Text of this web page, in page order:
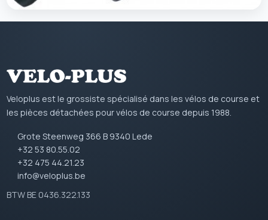
Veloplus est le grossiste spécialisé dans les vélos de course et
les pièces détachées pour vélos de course depuis 1988.
Grote Steenweg 366 B 9340 Lede
+32 53 80.55.02
+32 475 44.21.23
info@veloplus.be
BTW BE 0436.322.133